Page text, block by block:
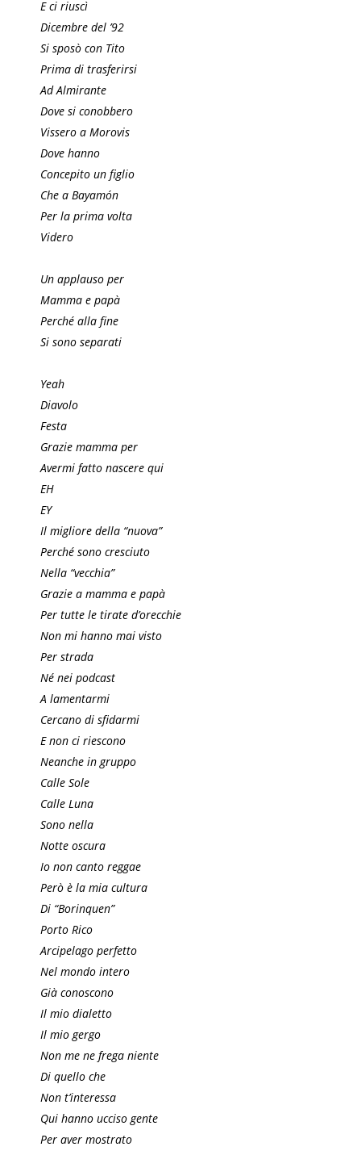
E ci riuscì
Dicembre del ’92
Si sposò con Tito
Prima di trasferirsi
Ad Almirante
Dove si conobbero
Vissero a Morovis
Dove hanno
Concepito un figlio
Che a Bayamón
Per la prima volta
Videro
Un applauso per
Mamma e papà
Perché alla fine
Si sono separati
Yeah
Diavolo
Festa
Grazie mamma per
Avermi fatto nascere qui
EH
EY
Il migliore della “nuova”
Perché sono cresciuto
Nella “vecchia”
Grazie a mamma e papà
Per tutte le tirate d’orecchie
Non mi hanno mai visto
Per strada
Né nei podcast
A lamentarmi
Cercano di sfidarmi
E non ci riescono
Neanche in gruppo
Calle Sole
Calle Luna
Sono nella
Notte oscura
Io non canto reggae
Però è la mia cultura
Di “Borinquen”
Porto Rico
Arcipelago perfetto
Nel mondo intero
Già conoscono
Il mio dialetto
Il mio gergo
Non me ne frega niente
Di quello che
Non t’interessa
Qui hanno ucciso gente
Per aver mostrato